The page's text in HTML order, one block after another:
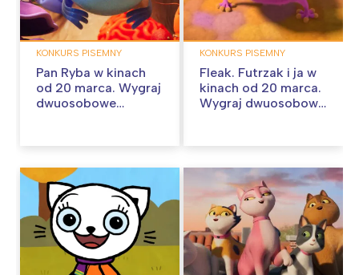
KONKURS PISEMNY
Pan Ryba w kinach
od 20 marca. Wygraj
dwuosobowe
KONKURS PISEMNY
Fleak. Futrzak i ja w
kinach od 20 marca.
Wygraj dwuosobowe